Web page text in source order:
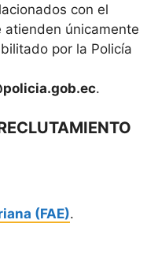
con el
atienden únicamente
por la Policía
.
(FAE).